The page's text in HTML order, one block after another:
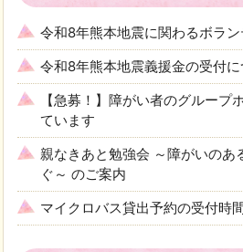
令和8年熊本地震に関わるボラ
令和8年熊本地震義援金の受付に
【急募！】障がい者のグループ
ています
親なきあと勉強会 ～障がいのあ
ぐ～ のご案内
マイクロバス貸出予約の受付時